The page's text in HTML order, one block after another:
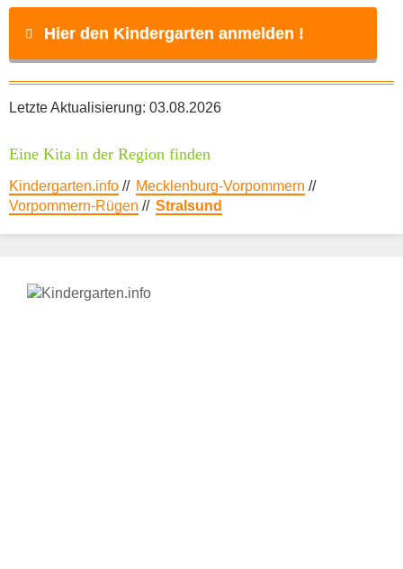
Hier den Kindergarten anmelden !
Name*
Letzte Aktualisierung: 03.08.2026
Eine Kita in der Region finden
Kindergarten.info // Mecklenburg-Vorpommern //
Vorpommern-Rügen // Stralsund